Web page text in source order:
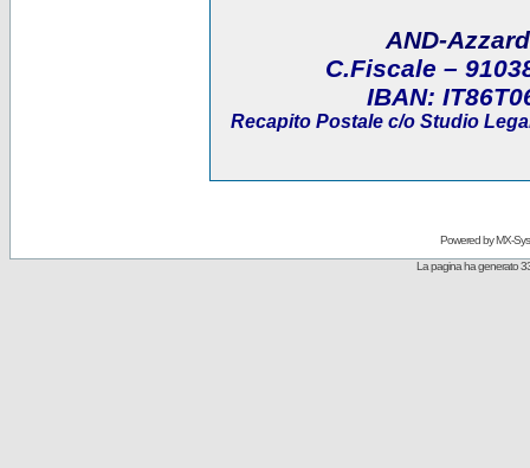
AND-
C.Fiscale –
IBAN:
Recapito Postale c/o Studio
Powered byMX-
La pagina ha generato